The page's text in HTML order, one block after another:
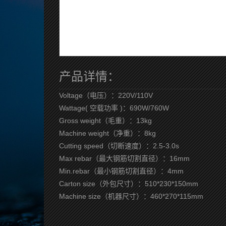
产品详情：
Voltage（电压）：220V/110V
Wattage( 空载功率 )：690W/760W
Gross weight（毛重）：13kg
Machine weight（净重）：8kg
Cutting speed（切断速度）：2.5-3.0s
Max rebar（最大钢筋切割直径）：16mm
Min.rebar（最小钢筋切割直径）：4mm
Carton size（外包尺寸）：510*230*150mm
Machine size（机器尺寸）：460*270*115mm